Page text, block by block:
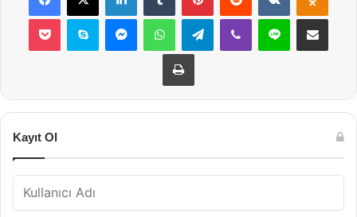
Pocket Skype MessengerWhatsAppTelegramViber Line E-Posta ile
Yazdır
Kayıt Ol